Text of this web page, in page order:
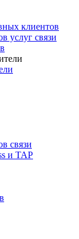
клиентов
услуг связи
связи
и TAP